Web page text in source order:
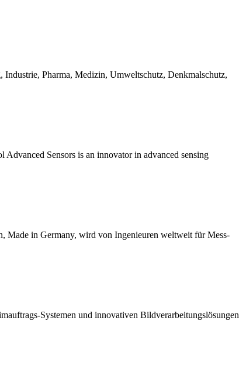
Pharma, Medizin, Umweltschutz, Denkmalschutz,
Sensors is an innovator in advanced sensing
Made in Germany, wird von Ingenieuren weltweit für Mess-
Systemen und innovativen Bildverarbeitungslösungen